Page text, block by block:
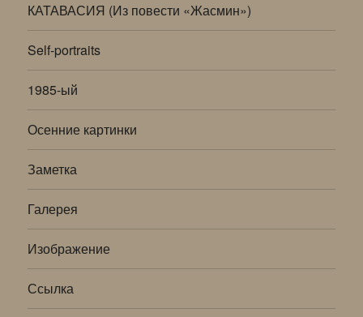
КАТАВАСИЯ (Из повести «Жасмин»)
Self-portraits
1985-ый
Осенние картинки
Заметка
Галерея
Изображение
Ссылка